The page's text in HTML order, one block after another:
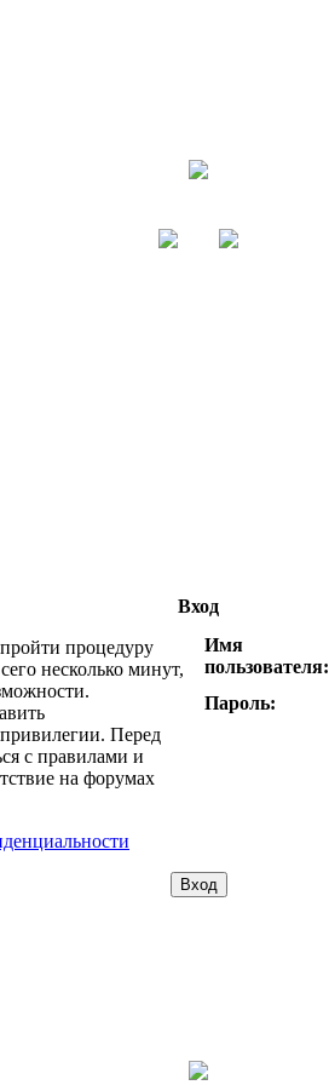
Вход
процедуру
несколько минут,
Перед
с правилами и
на форумах
Имя
пользователя:
Пароль: